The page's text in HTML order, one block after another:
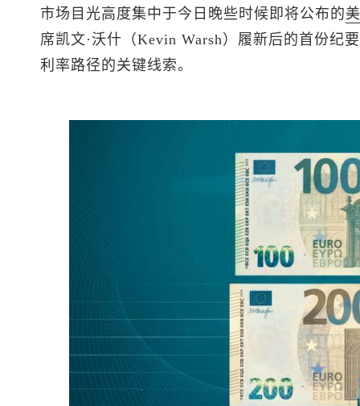
市场目光高度集中于今日晚些时候即将公布的
席凯文·沃什（Kevin Warsh）履新后的首份纪
利率路径的关键线索。